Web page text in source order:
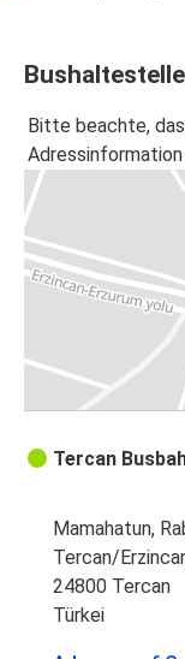
Bitte beachte,
Tercan
Mamahatun,
Tercan/
24800 Tercan
Türkei